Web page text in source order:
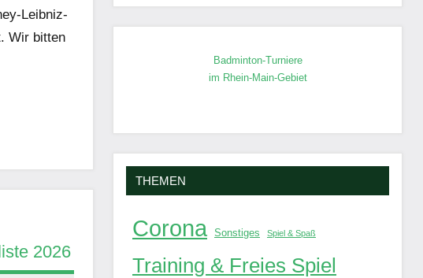
Leibniz-
Wir bitten
2026
Badminton-Turniere
im Rhein-Main-Gebiet
THEMEN
Corona Sonstiges Spiel & Spaß
Training & Freies Spiel